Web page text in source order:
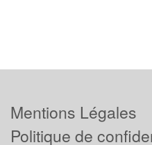
Mentions Légales
Politique de